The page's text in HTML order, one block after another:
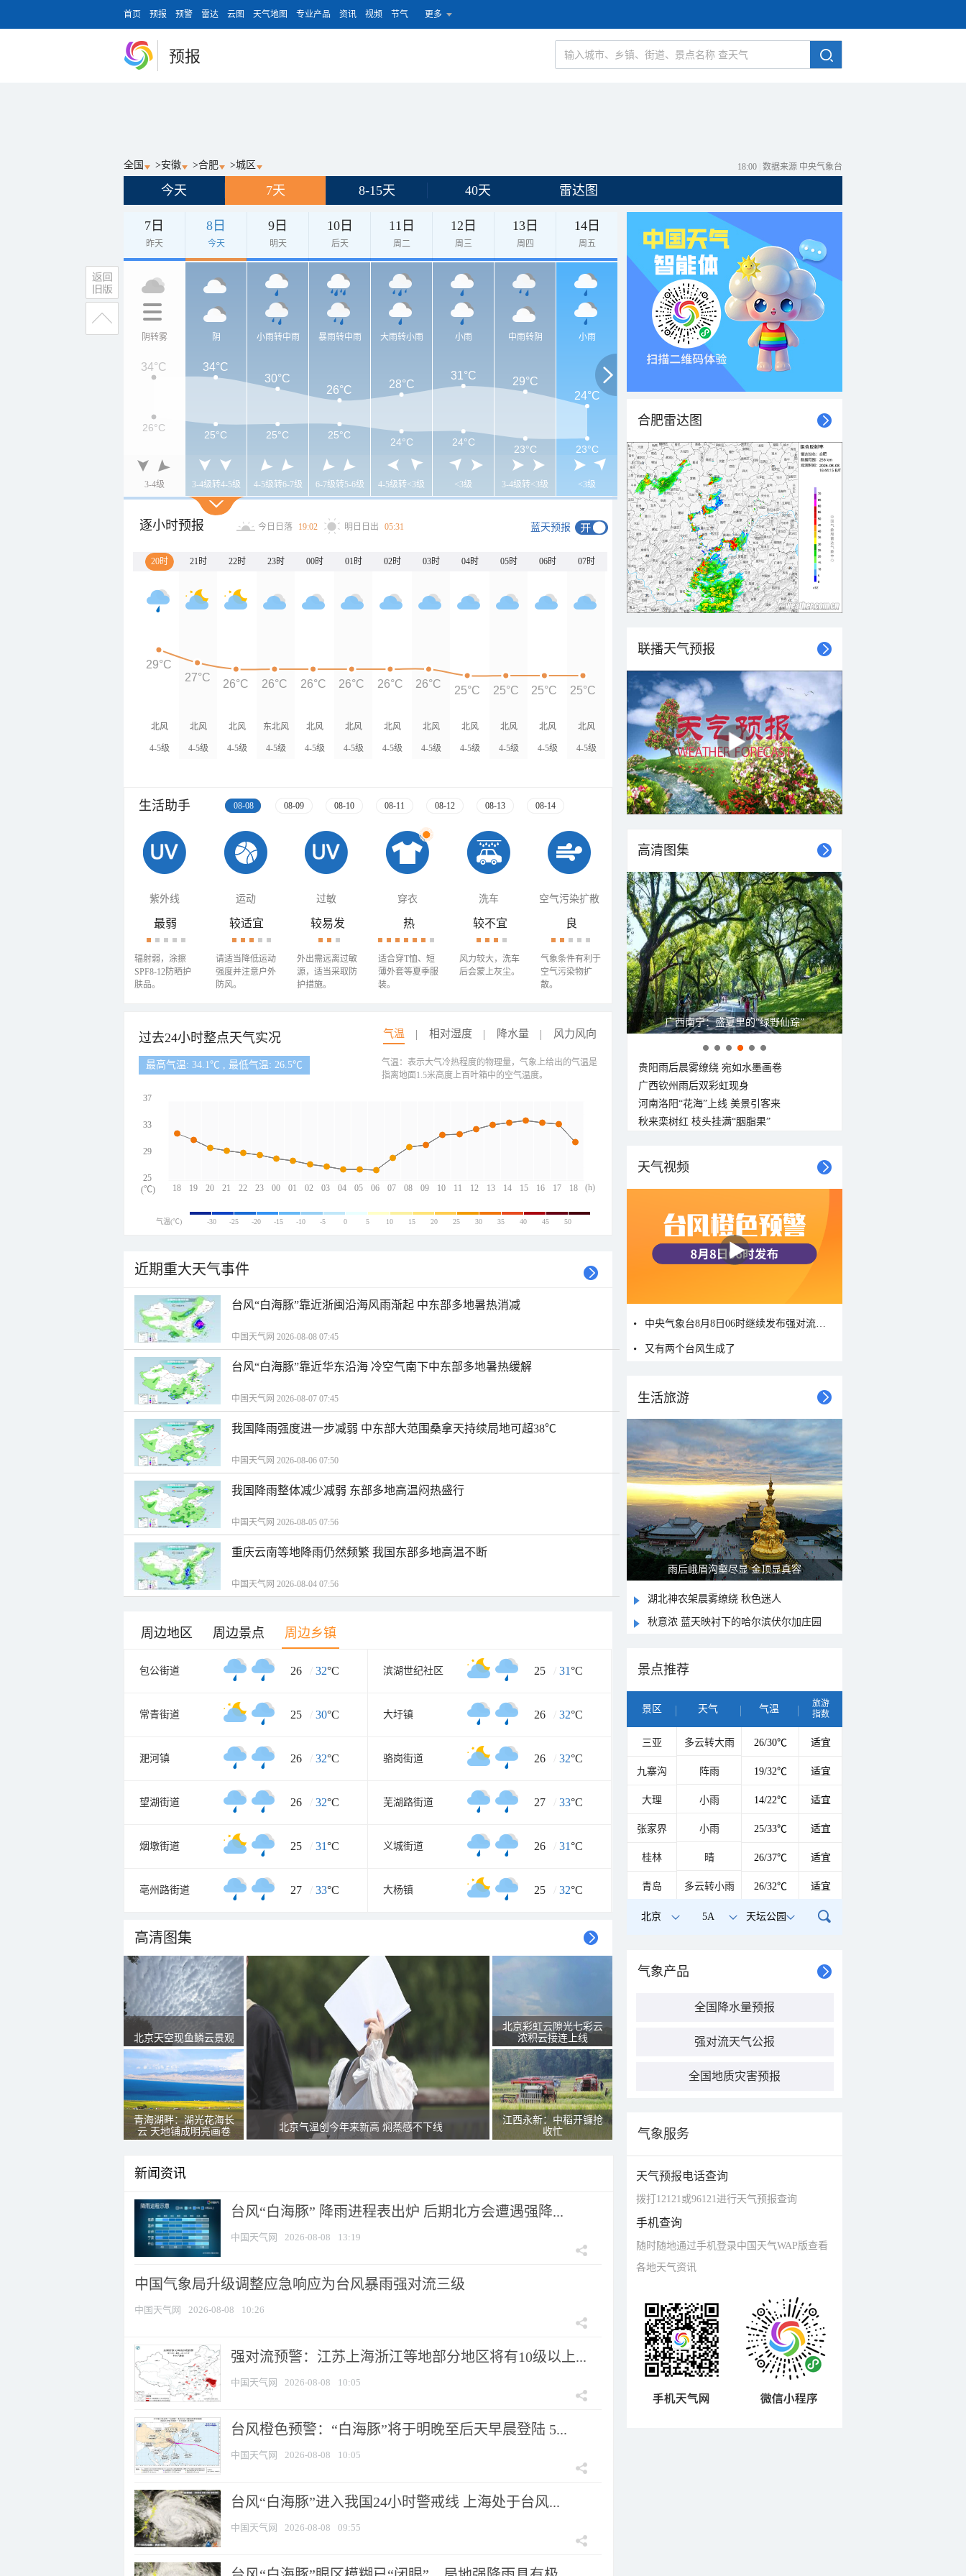
首页 预报 预警 雷达 云图 天气地图 专业产品 资讯 视频 节气 更多
预报
全国 >安徽 >合肥 >城区 18:00 数据来源 中央气象台
今天 7天 8-15天 40天 雷达图
7日
昨天
8日
今天
9日
明天
10日
后天
11日
周二
12日
周三
13日
周四
14日
周五
阴转雾
3-4级
阴
3-4级转4-5级
小雨转中雨
4-5级转6-7级
暴雨转中雨
6-7级转5-6级
大雨转小雨
4-5级转<3级
小雨
<3级
中雨转阴
3-4级转<3级
小雨
<3级
34°C
34°C
30°C
26°C
28°C
31°C
29°C
24°C
26°C
25°C 25°C 25°C
24°C 24°C
23°C 23°C
逐小时预报 今日日落 19:02 明日日出 05:31 蓝天预报
20时 21时 22时 23时 00时 01时 02时 03时 04时 05时 06时 07时
北风
4-5级
北风
4-5级
北风
4-5级
东北风
4-5级
北风
4-5级
北风
4-5级
北风
4-5级
北风
4-5级
北风
4-5级
北风
4-5级
北风
4-5级
北风
4-5级
29°C
27°C
26°C 26°C 26°C 26°C 26°C 26°C
25°C 25°C 25°C 25°C
生活助手 08-08 08-09 08-10 08-11 08-12 08-13 08-14
紫外线 运动 过敏 穿衣 洗车 空气污染扩散
最弱
辐射弱，涂擦
SPF8-12防晒护
肤品。
较适宜
请适当降低运动
强度并注意户外
防风。
较易发
外出需远离过敏
源，适当采取防
护措施。
热
适合穿T恤、短
薄外套等夏季服
装。
较不宜
风力较大，洗车
后会蒙上灰尘。
良
气象条件有利于
空气污染物扩
散。
过去24小时整点天气实况 气温 相对湿度 降水量 风力风向
最高气温: 34.1℃ , 最低气温: 26.5℃
18 19 20 21 22 23 00 01 02 03 04 05 06 07 08 09 10 11 12 13 14 15 16 17 18
37
33
29
25
(h)
(℃)
气温：表示大气冷热程度的物理量，气象上给出的气温是
指离地面1.5米高度上百叶箱中的空气温度。
气温(℃) -30 -25 -20 -15 -10 -5 0 5 10 15 20 25 30 35 40 45 50
近期重大天气事件
台风“白海豚”靠近浙闽沿海风雨渐起 中东部多地暑热消减
中国天气网 2026-08-08 07:45
台风“白海豚”靠近华东沿海 冷空气南下中东部多地暑热缓解
中国天气网 2026-08-07 07:45
我国降雨强度进一步减弱 中东部大范围桑拿天持续局地可超38℃
中国天气网 2026-08-06 07:50
我国降雨整体减少减弱 东部多地高温闷热盛行
中国天气网 2026-08-05 07:56
重庆云南等地降雨仍然频繁 我国东部多地高温不断
中国天气网 2026-08-04 07:56
周边地区 周边景点 周边乡镇
包公街道 26 / 32°C 滨湖世纪社区 25 / 31°C
常青街道 25 / 30°C 大圩镇 26 / 32°C
淝河镇 26 / 32°C 骆岗街道 26 / 32°C
望湖街道 26 / 32°C 芜湖路街道 27 / 33°C
烟墩街道 25 / 31°C 义城街道 26 / 31°C
亳州路街道 27 / 33°C 大杨镇 25 / 32°C
高清图集
北京天空现鱼鳞云景观
青海湖畔：湖光花海长
云 天地铺成明亮画卷
北京气温创今年来新高 焖蒸感不下线
北京彩虹云隙光七彩云
浓积云接连上线
江西永新：中稻开镰抢
收忙
新闻资讯
台风“白海豚” 降雨进程表出炉 后期北方会遭遇强降...
中国天气网 2026-08-08 13:19
中国气象局升级调整应急响应为台风暴雨强对流三级
中国天气网 2026-08-08 10:26
强对流预警：江苏上海浙江等地部分地区将有10级以上...
中国天气网 2026-08-08 10:05
台风橙色预警：“白海豚”将于明晚至后天早晨登陆 5...
中国天气网 2026-08-08 10:05
台风“白海豚”进入我国24小时警戒线 上海处于台风...
中国天气网 2026-08-08 09:55
合肥雷达图
联播天气预报
高清图集
广西南宁：盛夏里的“绿野仙踪”
贵阳雨后晨雾缭绕 宛如水墨画卷
广西钦州雨后双彩虹现身
河南洛阳“花海”上线 美景引客来
秋来栾树红 枝头挂满“胭脂果”
天气视频
又有两个台风生成了
生活旅游
雨后峨眉沟壑尽显 金顶显真容
湖北神农架晨雾缭绕 秋色迷人
秋意浓 蓝天映衬下的哈尔滨伏尔加庄园
景点推荐
景区 天气 气温
旅游
指数
三亚 多云转大雨 26/30℃ 适宜
九寨沟 阵雨 19/32℃ 适宜
大理 小雨 14/22℃ 适宜
张家界 小雨 25/33℃ 适宜
桂林 晴 26/37℃ 适宜
青岛 多云转小雨 26/32℃ 适宜
北京 5A 天坛公园
气象产品
全国降水量预报
强对流天气公报
全国地质灾害预报
气象服务
天气预报电话查询
拨打12121或96121进行天气预报查询
手机查询
随时随地通过手机登录中国天气WAP版查看
各地天气资讯